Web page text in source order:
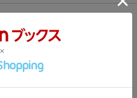
の拡散で300円OFFクーポン
ィ］